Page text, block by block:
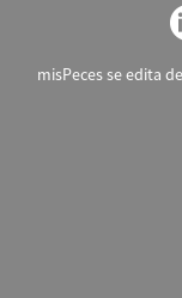
misPeces se edita